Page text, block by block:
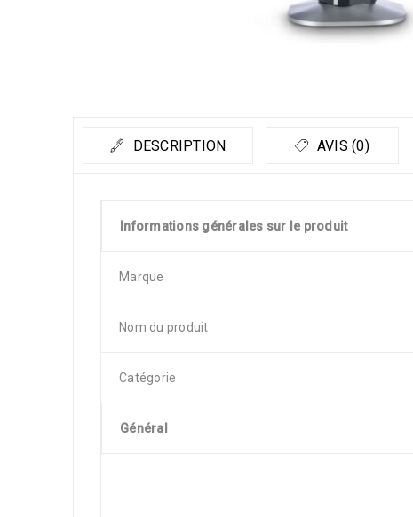
DESCRIPTION AVIS (0)
Informations générales sur le produit
Marque
Nom du produit
Catégorie
Général